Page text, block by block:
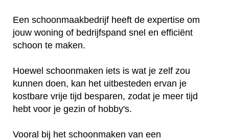
Een schoonmaakbedrijf heeft de expertise om
jouw woning of bedrijfspand snel en efficiënt
schoon te maken.
Hoewel schoonmaken iets is wat je zelf zou
kunnen doen, kan het uitbesteden ervan je
kostbare vrije tijd besparen, zodat je meer tijd
hebt voor je gezin of hobby's.
Vooral bij het schoonmaken van een